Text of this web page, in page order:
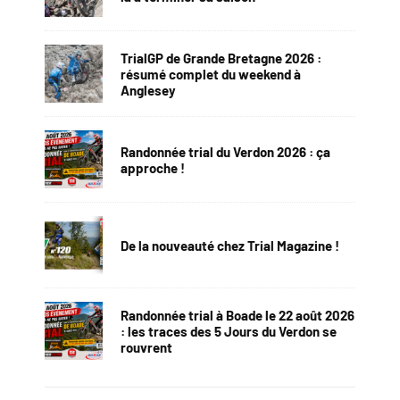
TrialGP de Grande Bretagne 2026 :
résumé complet du weekend à
Anglesey
Randonnée trial du Verdon 2026 : ça
approche !
De la nouveauté chez Trial Magazine !
Randonnée trial à Boade le 22 août 2026
: les traces des 5 Jours du Verdon se
rouvrent